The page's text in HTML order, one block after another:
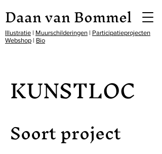
Daan van Bommel
Illustratie | Muurschilderingen | Participatieprojecten
Webshop | Bio
KUNSTLOC
Soort project